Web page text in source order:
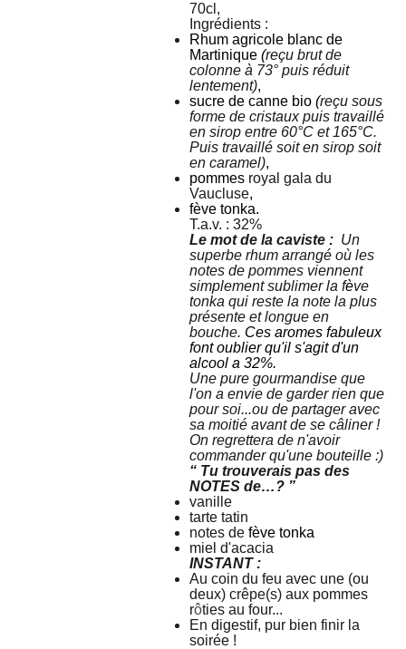
70cl,
Ingrédients :
Rhum agricole blanc de
Martinique(reçu brut de
colonne à 73° puis réduit
lentement),
sucre de canne bio(reçu sous
forme de cristaux puis travaillé
en sirop entre 60°C et 165°C.
Puis travaillé soit en sirop soit
en caramel),
pommes royal gala du
Vaucluse,
fève tonka.
T.a.v. : 32%
Le mot de la caviste : Un
superbe rhum arrangéoù les
notes de pommes viennent
simplement sublimer la fève
tonka qui reste la note la plus
présente et longue en
bouche. Ces aromes fabuleux
font oublier qu'il s'agit d'un
alcool a 32%.
Une pure gourmandise que
l'on a envie de garder rien que
pour soi...ou de partager avec
sa moitié avant de se câliner !
On regrettera de n'avoir
commander qu'une bouteille :)
“ Tu trouverais pas des
NOTES de…? ”
vanille
tarte tatin
notes defève tonka
miel d'acacia
INSTANT :
Au coin du feu avec une (ou
deux)crêpe(s) aux pommes
rôties au four...
En digestif, pur bien finir la
soirée !